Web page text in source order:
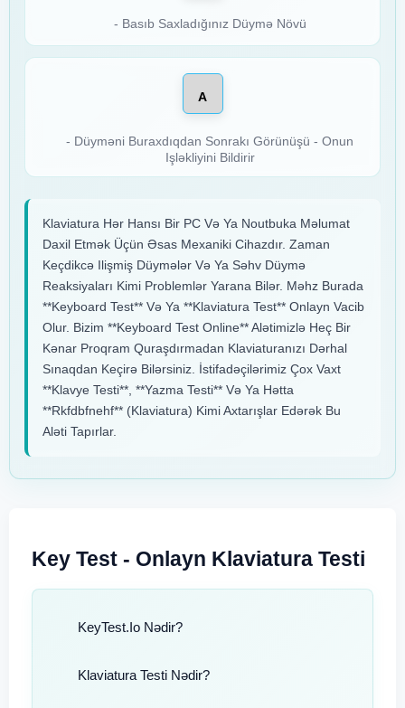
- Basıb Saxladığınız Düymə Növü
A
- Düyməni Buraxdıqdan Sonrakı Görünüşü - Onun
Işləkliyini Bildirir
Klaviatura Hər Hansı Bir PC Və Ya Noutbuka Məlumat
Daxil Etmək Üçün Əsas Mexaniki Cihazdır. Zaman
Keçdikcə Ilişmiş Düymələr Və Ya Səhv Düymə
Reaksiyaları Kimi Problemlər Yarana Bilər. Məhz Burada
**keyboard Test** Və Ya **klaviatura Test** Onlayn Vacib
Olur. Bizim **keyboard Test Online** Alətimizlə Heç Bir
Kənar Proqram Quraşdırmadan Klaviaturanızı Dərhal
Sınaqdan Keçirə Bilərsiniz. İstifadəçilərimiz Çox Vaxt
**klavye Testi**, **yazma Testi** Və Ya Hətta
**rkfdbfnehf** (klaviatura) Kimi Axtarışlar Edərək Bu
Aləti Tapırlar.
Key Test - Onlayn Klaviatura Testi
KeyTest.io Nədir?
Klaviatura Testi Nədir?